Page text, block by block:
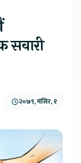
सवारी
२०७९, मंसिर, १